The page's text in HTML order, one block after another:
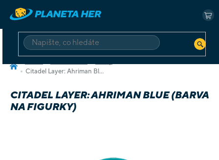
obsah
HLEDAT
Citadel Layer: Ahriman Blue (barva na figurky)
CITADEL LAYER: AHRIMAN BLUE (BARVA
NA FIGURKY)